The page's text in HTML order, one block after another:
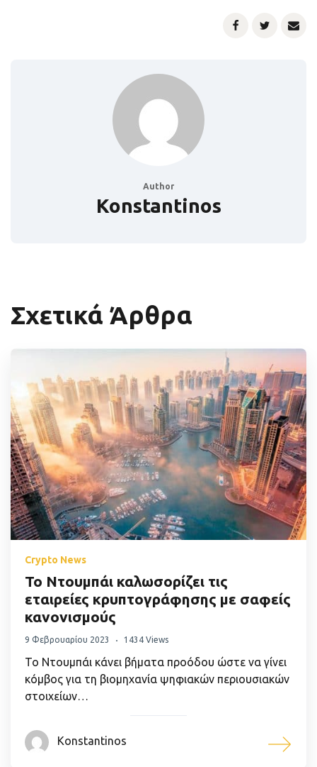
Author
Konstantinos
Σχετικά Άρθρα
Crypto News
Το Ντουμπάι καλωσορίζει τις
εταιρείες κρυπτογράφησης με σαφείς
κανονισμούς
9 Φεβρουαρίου 2023 1434 Views
Το Ντουμπάι κάνει βήματα προόδου ώστε να γίνει
κόμβος για τη βιομηχανία ψηφιακών περιουσιακών
στοιχείων…
Konstantinos